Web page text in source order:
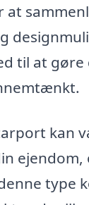
at
til at
kan
ejendom,
type